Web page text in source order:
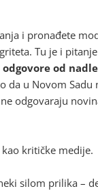
i pronađete
Tu je i
od
da u Novom
odgovaraju
kritičke medije.
silom prilika –